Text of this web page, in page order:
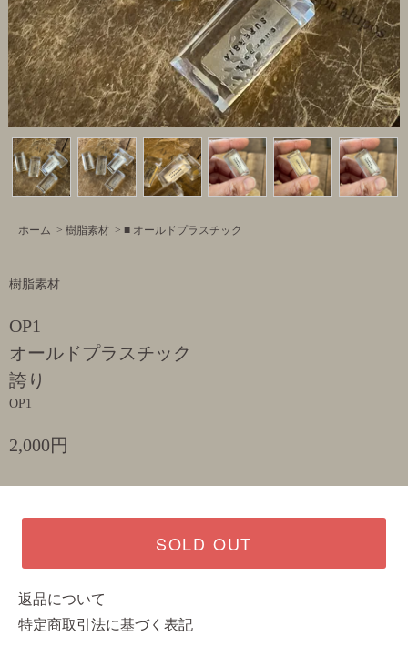
ホーム > 樹脂素材 > ■ オールドプラスチック
樹脂素材
OP1
オールドプラスチック
誇り
OP1
2,000円
SOLD OUT
返品について
特定商取引法に基づく表記